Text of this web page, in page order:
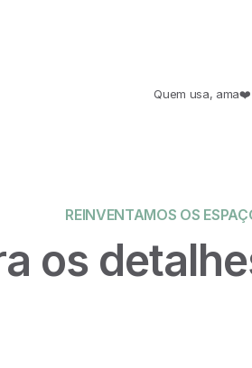
Quem usa, ama❤️
REINVENTAMOS OS
os